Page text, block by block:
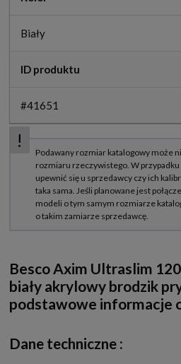
Biały
ID produktu
#41651
Besco Axim Ultraslim
biały akrylowy brodzik
podstawowe informacje
Dane techniczne :